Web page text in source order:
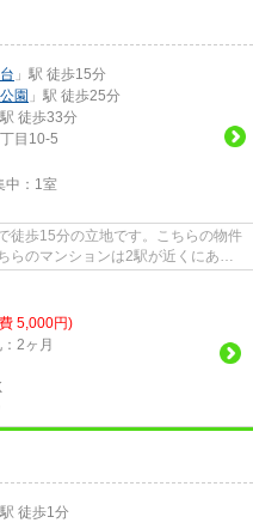
」駅 徒歩15分
園 」駅 徒歩25分
駅 徒歩33分
丁目10-5
： 1室
徒歩15分の立地です。こちらの物件
らのマンションは2駅が近くにあり
5,000円)
2ヶ月
駅 徒歩1分